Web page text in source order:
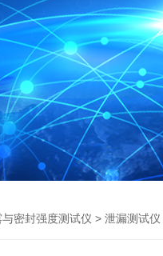
密封强度测试仪 > 泄漏测试仪